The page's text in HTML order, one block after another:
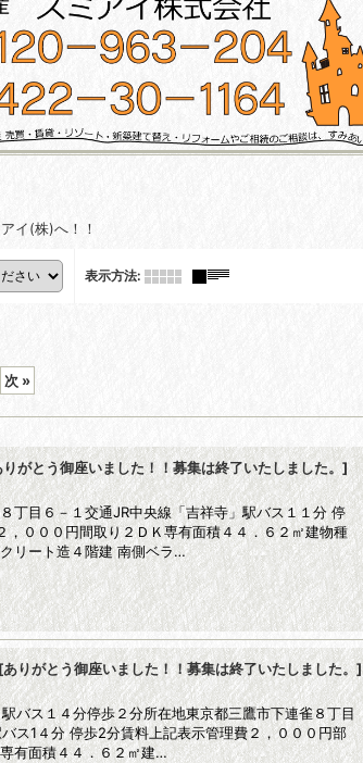
イ(株)へ！！
表示方法:
次 »
りがとう御座いました！！募集は終了いたしました。]
丁目６－１交通JR中央線「吉祥寺」駅バス１１分 停
，０００円間取り２ＤＫ専有面積４４．６２㎡建物種
リート造４階建 南側ベラ…
[ありがとう御座いました！！募集は終了いたしました。]
バス１４分停歩２分所在地東京都三鷹市下連雀８丁目
ス1４分 停歩2分賃料上記表示管理費２，０００円部
有面積４４．６２㎡建…